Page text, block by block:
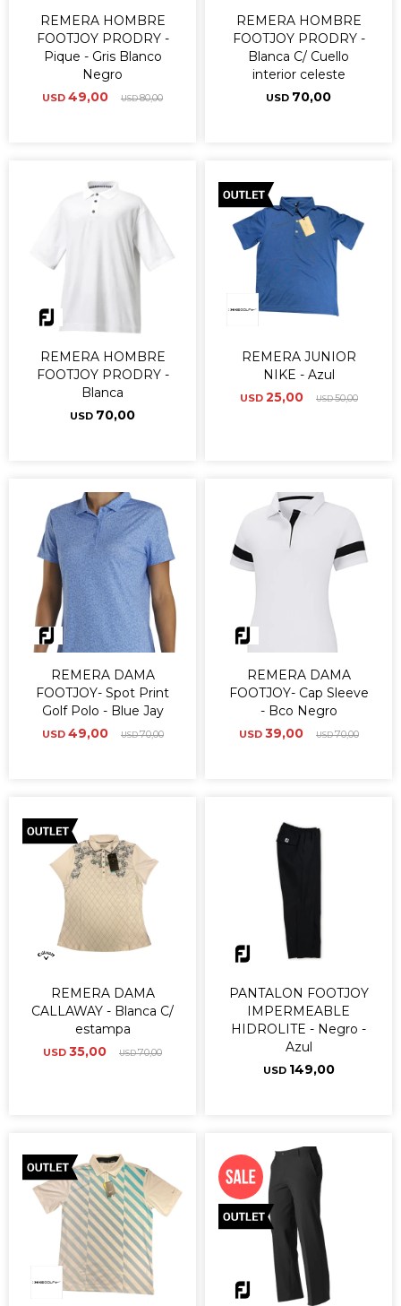
REMERA HOMBRE
FOOTJOY PRODRY -
Pique - Gris Blanco
Negro
USD 49,00 USD80,00
REMERA HOMBRE
FOOTJOY PRODRY -
Blanca C/ Cuello
interior celeste
USD 70,00
REMERA HOMBRE
FOOTJOY PRODRY -
Blanca
USD 70,00
REMERA JUNIOR
NIKE - Azul
USD 25,00 USD50,00
REMERA DAMA
FOOTJOY- Spot Print
Golf Polo - Blue Jay
USD 49,00 USD70,00
REMERA DAMA
FOOTJOY- Cap Sleeve
- Bco Negro
USD 39,00 USD70,00
REMERA DAMA
CALLAWAY - Blanca C/
estampa
USD 35,00 USD70,00
PANTALON FOOTJOY
IMPERMEABLE
HIDROLITE - Negro -
Azul
USD 149,00